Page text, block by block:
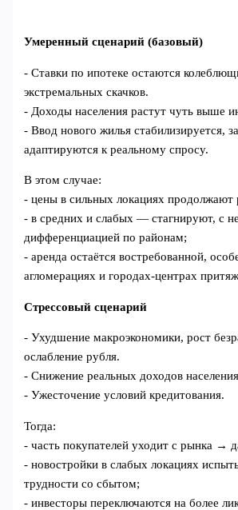
Умеренный сценарий (базовый)
- Ставки по ипотеке остаются
экстремальных скачков.
- Доходы населения растут чуть выше
- Ввод нового жилья стабилизируется,
адаптируются к реальному спросу.
В этом случае:
- цены в сильных локациях продолжают
- в средних и слабых — стагнируют, с
дифференциацией по районам;
- аренда остаётся востребованной,
агломерациях и городах‑центрах
Стрессовый сценарий
- Ухудшение макроэкономики, рост
ослабление рубля.
- Снижение реальных доходов
- Ужесточение условий кредитования.
Тогда:
- часть покупателей уходит с рынка →
- новостройки в слабых локациях
трудности со сбытом;
- инвесторы переключаются на более